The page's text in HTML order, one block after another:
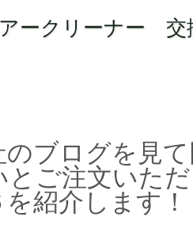
ークリーナー 交
のブログを見
とご注文いた
を紹介します！